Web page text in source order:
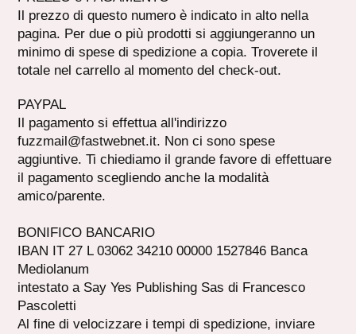
Il prezzo di questo numero è indicato in alto nella
pagina. Per due o più prodotti si aggiungeranno un
minimo di spese di spedizione a copia. Troverete il
totale nel carrello al momento del check-out.
PAYPAL
Il pagamento si effettua all'indirizzo
fuzzmail@fastwebnet.it. Non ci sono spese
aggiuntive. Ti chiediamo il grande favore di effettuare
il pagamento scegliendo anche la modalità
amico/parente.
BONIFICO BANCARIO
IBAN IT 27 L 03062 34210 00000 1527846 Banca
Mediolanum
intestato a Say Yes Publishing Sas di Francesco
Pascoletti
Al fine di velocizzare i tempi di spedizione, inviare